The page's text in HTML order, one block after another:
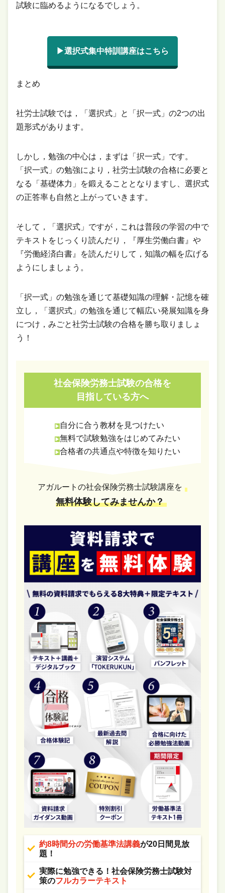
試験に臨めるようになるでしょう。
▶選択式集中特訓講座はこちら
まとめ
社労士試験では，「選択式」と「択一式」の2つの出
題形式があります。
しかし，勉強の中心は，まずは「択一式」です。
「択一式」の勉強により，社労士試験の合格に必要と
なる「基礎体力」を鍛えることとなりますし、選択式
の正答率も自然と上がっていきます。
そして，「選択式」ですが，これは普段の学習の中で
テキストをじっくり読んだり，『厚生労働白書』や
『労働経済白書』を読んだりして，知識の幅を広げる
ようにしましょう。
「択一式」の勉強を通じて基礎知識の理解・記憶を確
立し，「選択式」の勉強を通じて幅広い発展知識を身
につけ，みごと社労士試験の合格を勝ち取りましょ
う！
社会保険労務士試験の合格を
目指している方へ
自分に合う教材を見つけたい
無料で試験勉強をはじめてみたい
合格者の共通点や特徴を知りたい
アガルートの社会保険労務士試験講座を
無料体験してみませんか？
約8時間分の労働基準法講義が20日間見放
題！
実際に勉強できる！社会保険労務士試験対
策のフルカラーテキスト